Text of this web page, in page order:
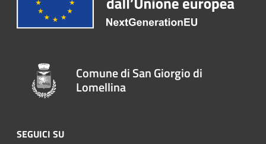
Comune di San Giorgio di
Lomellina
SEGUICI SU